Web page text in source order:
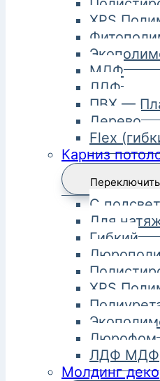
XPS
МДФ
ЛДФ
ПВХ —
Дерево
Flex
Карниз
С
Для
Гибкий
XPS
Дюрофом
ЛДФ МДФ
Молдинг